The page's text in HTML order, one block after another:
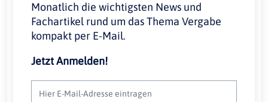
Monatlich die wichtigsten News und
Fachartikel rund um das Thema Vergabe
kompakt per E-Mail.
Jetzt Anmelden!